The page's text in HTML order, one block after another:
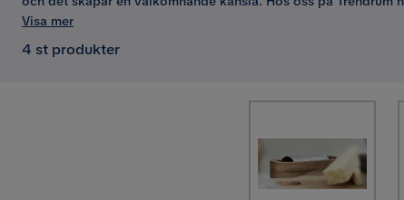
välja ett tema på din dukning och spegla den mat du tänker
Visa mer
4 st produkter